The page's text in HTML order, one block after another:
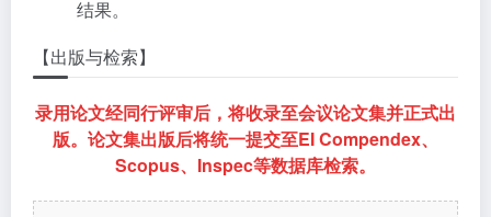
结果。
【出版与检索】
录用论文经同行评审后，将收录至会议论文集并正式出
版。论文集出版后将统一提交至EI Compendex、
Scopus、Inspec等数据库检索。